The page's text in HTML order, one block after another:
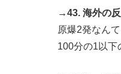
→43. 海外の
原爆2発なん
100分の1以